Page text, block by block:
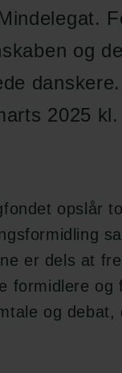
og
2025 kl.
opslår
er dels at
formidlere
og